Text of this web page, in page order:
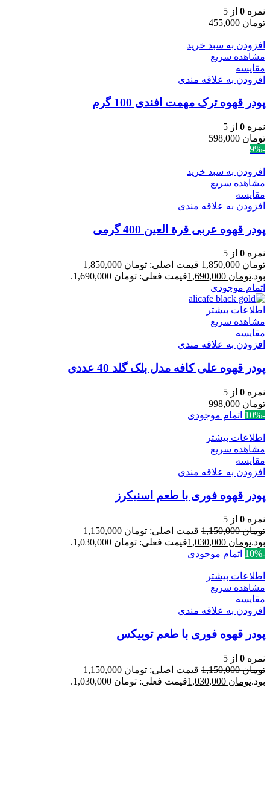
نمره 0 از 5
تومان
افزودن به سبد خرید
مشاهده سریع
مقایسه
افزودن به علاقه مندی
پودر قهوه ترک مهمت افندی 100 گرم
نمره 0 از 5
تومان
-9%
افزودن به سبد خرید
مشاهده سریع
مقایسه
افزودن به علاقه مندی
پودر قهوه عربی قرة العین 400 گرمی
نمره 0 از 5
تومان1,850,000
قیمت اصلی: تومان 1,850,000
بود.تومان
قیمت فعلی: تومان 1,690,000.
اتمام موجودی
اطلاعات بیشتر
مشاهده سریع
مقایسه
افزودن به علاقه مندی
پودر قهوه علی کافه مدل بلک گلد 40 عددی
نمره 0 از 5
تومان
-10%
اتمام موجودی
اطلاعات بیشتر
مشاهده سریع
مقایسه
افزودن به علاقه مندی
پودر قهوه فوری با طعم اسنیکرز
نمره 0 از 5
تومان1,150,000
قیمت اصلی: تومان 1,150,000
بود.تومان
قیمت فعلی: تومان 1,030,000.
-10%
اتمام موجودی
اطلاعات بیشتر
مشاهده سریع
مقایسه
افزودن به علاقه مندی
پودر قهوه فوری با طعم توییکس
نمره 0 از 5
تومان1,150,000
قیمت اصلی: تومان 1,150,000
بود.تومان قیمت فعلی: تومان 1,030,000.